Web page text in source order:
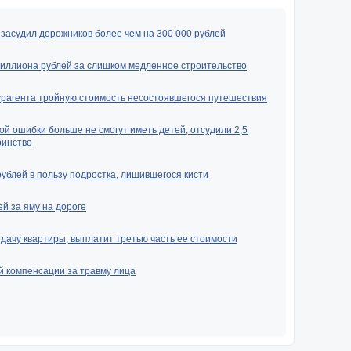
дорожников более чем на 300 000 рублей
рублей за слишком медленное строительство
тройную стоимость несостоявшегося путешествия
ошибки больше не смогут иметь детей, отсудили 2,5
в пользу подростка, лишившегося кисти
за яму на дороге
квартиры, выплатит третью часть ее стоимости
компенсации за травму лица